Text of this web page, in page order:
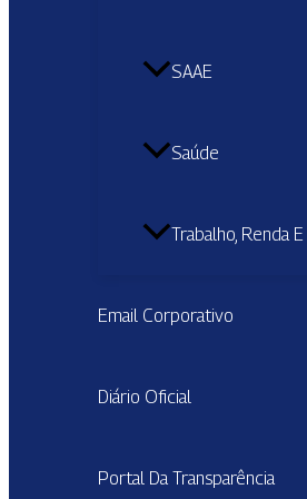
SAAE
Saúde
Trabalho, Renda
Email Corporativo
Diário Oficial
Portal Da Transparência